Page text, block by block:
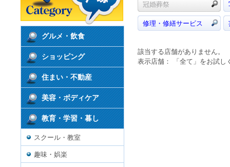
グルメ・飲食
ショッピング
住まい・不動産
美容・ボディケア
教育・学習・暮し
スクール・教室
趣味・娯楽
冠婚葬祭
修理・修繕サービス
該当する店舗がありません。
表示店舗： 「全て」をお試し